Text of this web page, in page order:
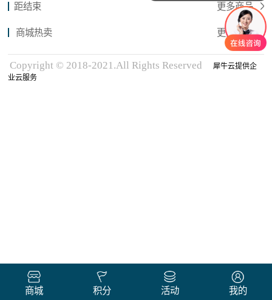
距结束 更多商品
商城热卖 更多商品
Copyright © 2018-2021.All Rights Reserved
犀牛云提供企
业云服务
商城 积分 活动 我的